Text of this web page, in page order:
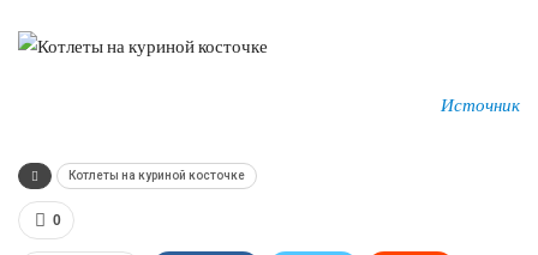
Источник
Котлеты на куриной косточке
0